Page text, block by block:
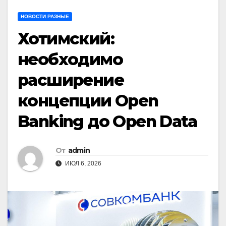
НОВОСТИ РАЗНЫЕ
Хотимский:
необходимо
расширение
концепции Open
Banking до Open Data
От admin
ИЮЛ 6, 2026